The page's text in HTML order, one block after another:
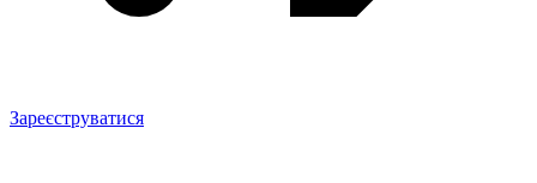
Зареєструватися